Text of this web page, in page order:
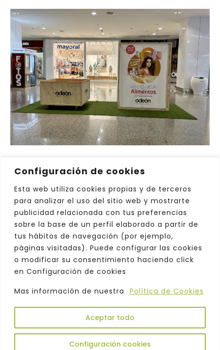
Configuración de cookies
Esta web utiliza cookies propias y de terceros
para analizar el uso del sitio web y mostrarte
publicidad relacionada con tus preferencias
sobre la base de un perfil elaborado a partir de
tus hábitos de navegación (por ejemplo,
páginas visitadas). Puede configurar las cookies
o modificar su consentimiento haciendo click
en Configuración de cookies
Mas información de nuestra
Política de Cookies
Configuración cookies
Aceptar todo
Copyright © 2026. Odeón |Política de
Aviso Legal Comercialización